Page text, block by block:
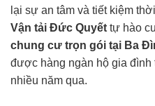
lại sự an tâm và tiết kiệm
Vận tải Đức Quyết tự hào
chung cư trọn gói tại Ba
được hàng ngàn hộ gia
nhiều năm qua.